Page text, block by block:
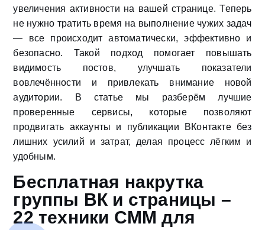
увеличения активности на вашей странице. Теперь
не нужно тратить время на выполнение чужих задач
— все происходит автоматически, эффективно и
безопасно. Такой подход помогает повышать
видимость постов, улучшать показатели
вовлечённости и привлекать внимание новой
аудитории. В статье мы разберём лучшие
проверенные сервисы, которые позволяют
продвигать аккаунты и публикации ВКонтакте без
лишних усилий и затрат, делая процесс лёгким и
удобным.
Бесплатная накрутка
группы ВК и страницы –
22 техники СММ для